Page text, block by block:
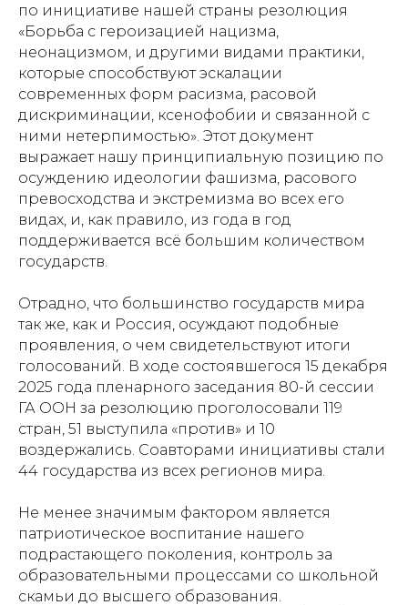
по инициативе нашей страны резолюция
«Борьба с героизацией нацизма,
неонацизмом, и другими видами практики,
которые способствуют эскалации
современных форм расизма, расовой
дискриминации, ксенофобии и связанной с
ними нетерпимостью». Этот документ
выражает нашу принципиальную позицию по
осуждению идеологии фашизма, расового
превосходства и экстремизма во всех его
видах, и, как правило, из года в год
поддерживается всё большим количеством
государств.
Отрадно, что большинство государств мира
так же, как и Россия, осуждают подобные
проявления, о чем свидетельствуют итоги
голосований. В ходе состоявшегося 15 декабря
2025 года пленарного заседания 80-й сессии
ГА ООН за резолюцию проголосовали 119
стран, 51 выступила «против» и 10
воздержались. Соавторами инициативы стали
44 государства из всех регионов мира.
Не менее значимым фактором является
патриотическое воспитание нашего
подрастающего поколения, контроль за
образовательными процессами со школьной
скамьи до высшего образования.
Youtube
RuTube
Главная
Телеграмм
ОК
Дзен
Афиша
Архив
16+